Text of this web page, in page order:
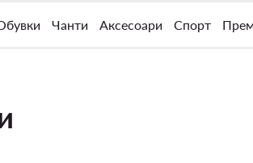
Чанти Аксесоари Спорт